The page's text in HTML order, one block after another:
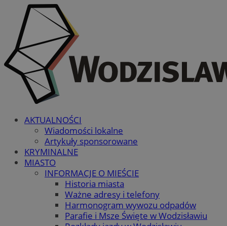
AKTUALNOŚCI
Wiadomości lokalne
Artykuły sponsorowane
KRYMINALNE
MIASTO
INFORMACJE O MIEŚCIE
Historia miasta
Ważne adresy i telefony
Harmonogram wywozu odpadów
Parafie i Msze Święte w Wodzisławiu